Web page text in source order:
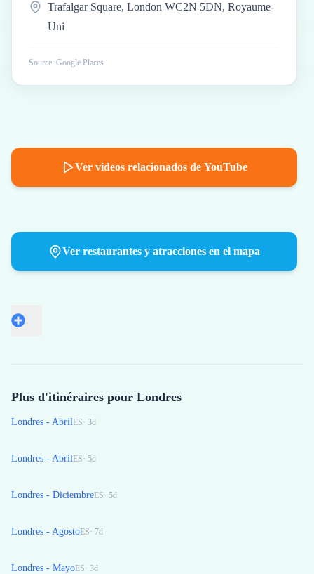
Trafalgar Square, London WC2N 5DN, Royaume-
Uni
Source: Google Places
Ver videos relacionados de YouTube
Ver restaurantes y atracciones en el mapa
Plus d'itinéraires pour Londres
Londres - AbrilES· 3d
Londres - AbrilES· 5d
Londres - DiciembreES· 5d
Londres - AgostoES· 7d
Londres - MayoES· 3d